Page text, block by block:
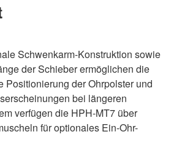
Schwenkarm-Konstruktion sowie
der Schieber ermöglichen die
Positionierung der Ohrpolster und
bei längeren
verfügen die HPH-MT7 über
für optionales Ein-Ohr-